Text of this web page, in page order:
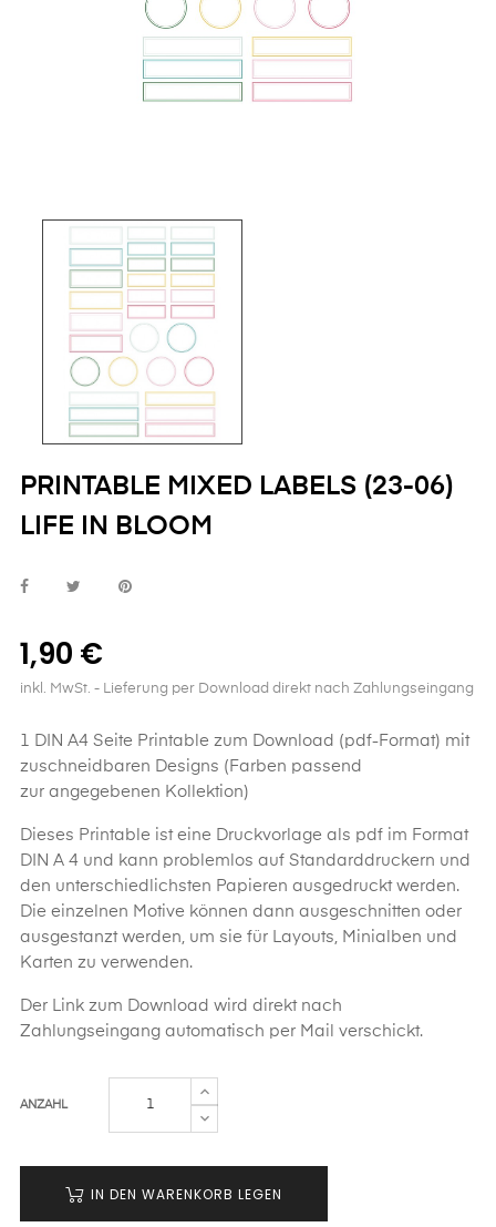
PRINTABLE MIXED LABELS (23-06)
LIFE IN BLOOM
1,90 €
inkl. MwSt. - Lieferung per Download direkt nach Zahlungseingang
1 DIN A4 Seite Printable zum Download (pdf-Format) mit
zuschneidbaren Designs (Farben passend
zur angegebenen Kollektion)
Dieses Printable ist eine Druckvorlage als pdf im Format
DIN A 4 und kann problemlos auf Standarddruckern und
den unterschiedlichsten Papieren ausgedruckt werden.
Die einzelnen Motive können dann ausgeschnitten oder
ausgestanzt werden, um sie für Layouts, Minialben und
Karten zu verwenden.
Der Link zum Download wird direkt nach
Zahlungseingang automatisch per Mail verschickt.
ANZAHL
IN DEN WARENKORB LEGEN